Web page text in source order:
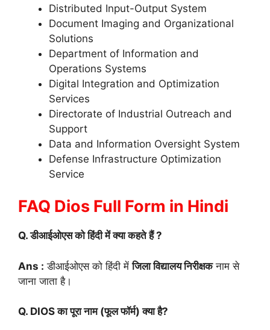
Distributed Input-Output System
Document Imaging and Organizational
Solutions
Department of Information and
Operations Systems
Digital Integration and Optimization
Services
Directorate of Industrial Outreach and
Support
Data and Information Oversight System
Defense Infrastructure Optimization
Service
FAQ Dios Full Form in Hindi
Q. डीआईओएस को हिंदी में क्या कहते हैं ?
Ans : डीआईओएस को हिंदी मेंजिला विद्यालय निरीक्षकनाम से
जाना जाता है।
Q. DIOSका पूरा नाम (फूल फॉर्म) क्या है?